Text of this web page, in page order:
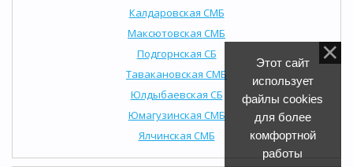
Калдаровская СМБ
Максютовская СМБ
Подгорнская СБ
Тавакановская СМБ
Юлдыбаевская СБ
Юмагузинская СМБ
Ялчинская СМБ
Этот сайт
использует
файлы cookies
для более
комфортной
работы